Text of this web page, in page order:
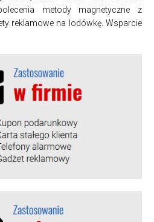
metody magnetyczne z
reklamowe na lodówkę. Wsparcie